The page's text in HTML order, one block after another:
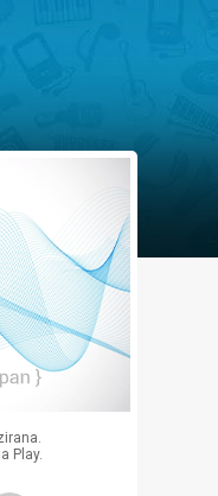
Play.